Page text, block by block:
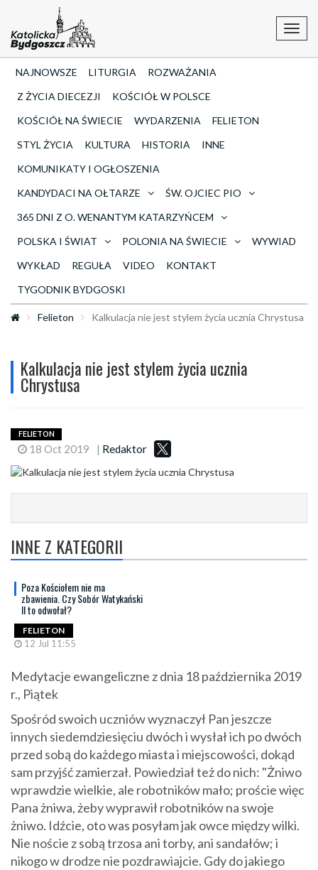
NAJNOWSZE LITURGIA
ROZWAŻANIA
Z ŻYCIA DIECEZJI
KOŚCIÓŁ W POLSCE
KOŚCIÓŁ NA ŚWIECIE
WYDARZENIA
FELIETON
STYL ŻYCIA
KULTURA HISTORIA
INNE
KOMUNIKATY I OGŁOSZENIA
KANDYDACI NA OŁTARZE
ŚW. OJCIEC PIO
365 DNI Z O. WENANTYM KATARZYŃCEM
POLSKA I ŚWIAT
POLONIA NA ŚWIECIE
WYWIAD
WYKŁAD
REGUŁA VIDEO
KONTAKT
TYGODNIK BYDGOSKI
Felieton Kalkulacja nie jest stylem życia ucznia Chrystusa
Kalkulacja nie jest stylem życia ucznia
Chrystusa
FELIETON
18 Oct 2019 | Redaktor
INNE Z KATEGORII
Poza Kościołem nie ma
zbawienia. Czy Sobór Watykański
II to odwołał?
FELIETON
12 Jul 11:55
Medytacje ewangeliczne z dnia 18 października 2019
r., Piątek
Spośród swoich uczniów wyznaczył Pan jeszcze
innych siedemdziesięciu dwóch i wysłał ich po dwóch
przed sobą do każdego miasta i miejscowości, dokąd
sam przyjść zamierzał. Powiedział też do nich: "Żniwo
wprawdzie wielkie, ale robotników mało; proście więc
Pana żniwa, żeby wyprawił robotników na swoje
żniwo. Idźcie, oto was posyłam jak owce między wilki.
Nie noście z sobą trzosa ani torby, ani sandałów; i
nikogo w drodze nie pozdrawiajcie. Gdy do jakiego